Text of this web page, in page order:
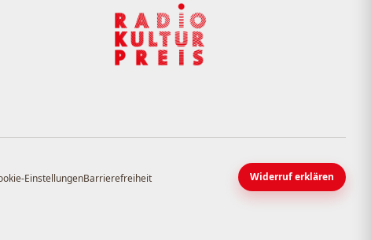
EinstellungenBarrierefreiheit Widerruf erklären